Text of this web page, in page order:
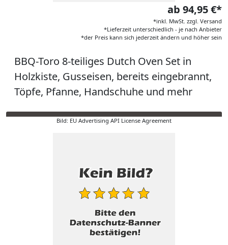
ab 94,95 €*
*inkl. MwSt. zzgl. Versand
*Lieferzeit unterschiedlich - je nach Anbieter
*der Preis kann sich jederzeit ändern und höher sein
BBQ-Toro 8-teiliges Dutch Oven Set in
Holzkiste, Gusseisen, bereits eingebrannt,
Töpfe, Pfanne, Handschuhe und mehr
Bild: EU Advertising API License Agreement